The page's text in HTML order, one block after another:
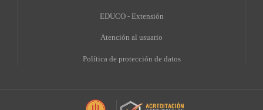
EDUCO - Extensión
Atención al usuario
Política de protección de datos